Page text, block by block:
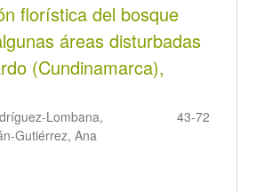
florística del bosque
áreas disturbadas
(Cundinamarca),
Lombana,
Gutiérrez, Ana
43-72